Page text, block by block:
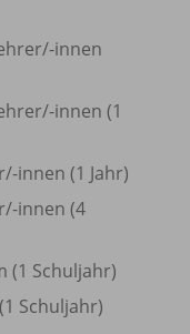
-innen
-innen (1
-innen (1 Jahr)
-innen (4
(1 Schuljahr)
Schuljahr)